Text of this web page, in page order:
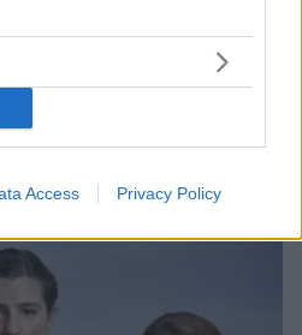
Access Privacy Policy
ότι οι πρώτοι Homo
στη Δυτική Ευρώπη
σπήλαιο επιβεβαιωθεί
ξανά τα βιβλία της
- Η συμβολή Ελληνίδας